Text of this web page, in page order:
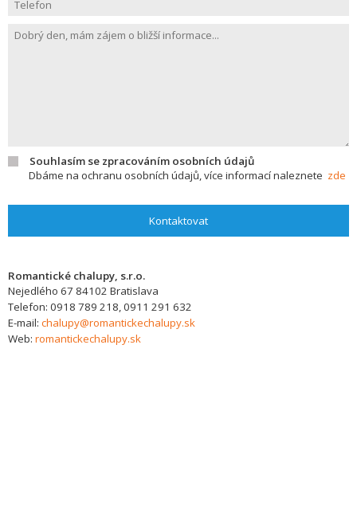
Souhlasím se zpracováním osobních údajů
Dbáme na ochranu osobních údajů, více informací naleznete zde
Kontaktovat
Romantické chalupy, s.r.o.
Nejedlého 67 84102 Bratislava
Telefon: 0918 789 218, 0911 291 632
E-mail: chalupy@romantickechalupy.sk
Web: romantickechalupy.sk